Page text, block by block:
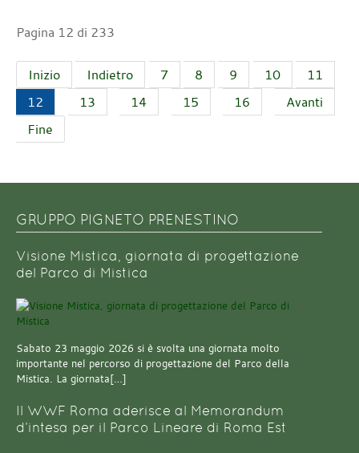
Pagina 12 di 233
Inizio Indietro 7 8 9 10
11
12
13 14 15 16
Avanti
Fine
GRUPPO PIGNETO PRENESTINO
Visione Mistica, giornata di progettazione
del Parco di Mistica
Sabato 23 maggio 2026 si è svolta una giornata molto
importante nel percorso di progettazione del Parco della
Mistica. La giornata[…]
Il WWF Roma aderisce al Memorandum
d’intesa per il Parco Lineare di Roma Est